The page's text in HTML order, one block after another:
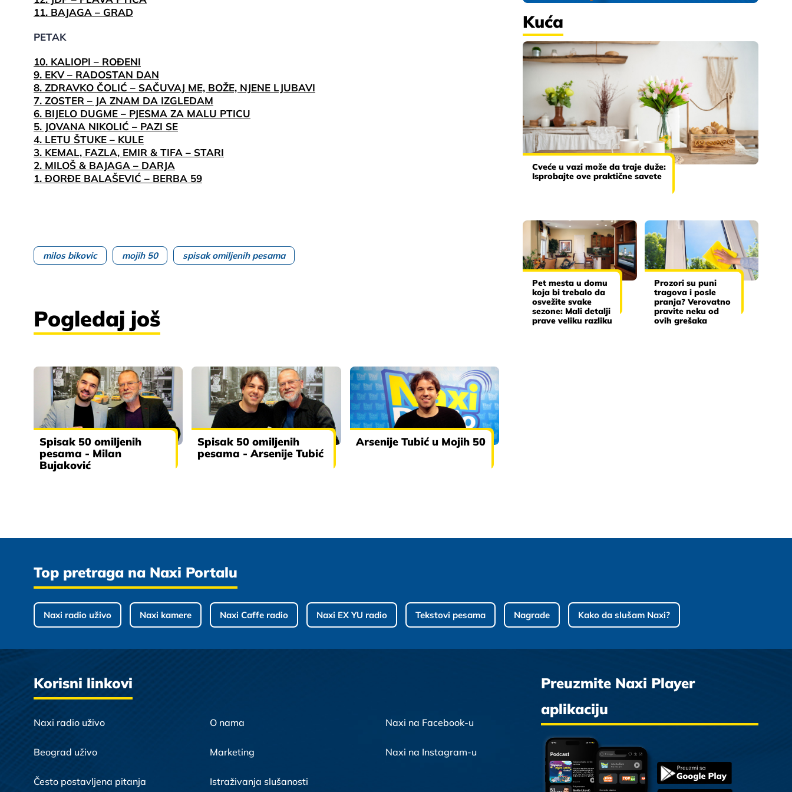
11. BAJAGA – GRAD
PETAK
10. KALIOPI – ROĐENI
9. EKV – RADOSTAN DAN
8. ZDRAVKO ČOLIĆ – SAČUVAJ ME, BOŽE, NJENE LJUBAVI
7. ZOSTER – JA ZNAM DA IZGLEDAM
6. BIJELO DUGME – PJESMA ZA MALU PTICU
5. JOVANA NIKOLIĆ – PAZI SE
4. LETU ŠTUKE – KULE
3. KEMAL, FAZLA, EMIR & TIFA – STARI
2. MILOŠ & BAJAGA – DARJA
1. ĐORĐE BALAŠEVIĆ – BERBA 59
milos bikovic mojih 50 spisak omiljenih pesama
Pogledaj još
Spisak 50 omiljenih
pesama - Milan
Bujaković
Spisak 50 omiljenih
pesama - Arsenije Tubić
Arsenije Tubić u Mojih 50
Kuća
Cveće u vazi može da traje duže:
Isprobajte ove praktične savete
Pet mesta u domu
koja bi trebalo da
osvežite svake
sezone: Mali detalji
prave veliku razliku
Prozori su puni
tragova i posle
pranja? Verovatno
pravite neku od
ovih grešaka
Top pretraga na Naxi Portalu
Naxi radio uživo Naxi kamere Naxi Caffe radio Naxi EX YU radio Tekstovi pesama Nagrade Kako da slušam Naxi?
Korisni linkovi
Naxi radio uživo
Beograd uživo
Često postavljena pitanja
O nama
Marketing
Istraživanja slušanosti
Naxi na Facebook-u
Naxi na Instagram-u
Preuzmite Naxi Player
aplikaciju